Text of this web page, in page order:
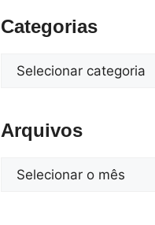
Categorias
Arquivos